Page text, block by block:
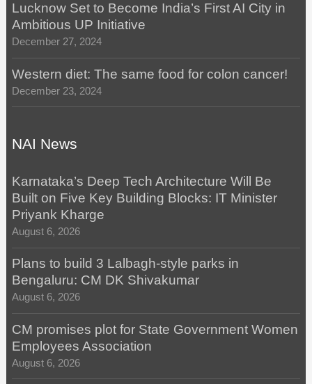
Lucknow Set to Become India’s First AI City in
Ambitious UP Initiative
December 27, 2024
Western diet: The same food for colon cancer!
December 23, 2024
NAI News
Karnataka’s Deep Tech Architecture Will Be
Built on Five Key Building Blocks: IT Minister
Priyank Kharge
August 6, 2026
Plans to build 3 Lalbagh-style parks in
Bengaluru: CM DK Shivakumar
August 6, 2026
CM promises plot for State Government Women
Employees Association
August 6, 2026